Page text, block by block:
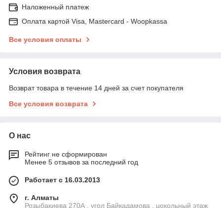
Наложенный платеж
Оплата картой Visa, Mastercard - Woopkassa
Все условия оплаты
Условия возврата
Возврат товара в течение 14 дней за счет покупателя
Все условия возврата
О нас
Рейтинг не сформирован
Менее 5 отзывов за последний год
Работает с 16.03.2013
г. Алматы
Розыбакиева 270А , угол Байкадамова , цокольный этаж